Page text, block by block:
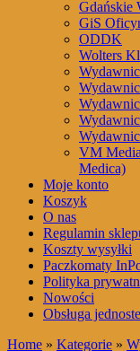
Gdańskie
GiS
ODDK
Wolters
VM
Medica)
Moje konto
Koszyk
O nas
Regulamin
Koszty wysyłki
Paczkomaty
Polityka
Nowości
Obsługa
Home » Kategorie »